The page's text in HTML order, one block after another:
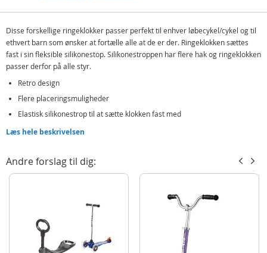
Disse forskellige ringeklokker passer perfekt til enhver løbecykel/cykel og til
ethvert barn som ønsker at fortælle alle at de er der. Ringeklokken sættes
fast i sin fleksible silikonestop. Silikonestroppen har flere hak og ringeklokken
passer derfor på alle styr.
Retro design
Flere placeringsmuligheder
Elastisk silikonestrop til at sætte klokken fast med
Tryk ned på knappen på siden og slip for at ringe
Micro Bell Pink - ringeklokke til løbehjul
Mål: 6 x 4 cm
Produktdetaljer
Læs hele beskrivelsen
Andre forslag til dig: